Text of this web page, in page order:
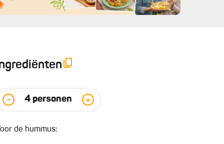
- 4 personen +
de hummus: